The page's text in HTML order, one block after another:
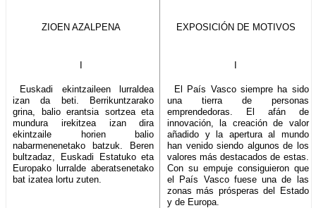
ZIOEN AZALPENA EXPOSICIÓN DE MOTIVOS
Euskadi ekintzaileen lurraldea
izan da beti. Berrikuntzarako
grina, balio erantsia sortzea eta
mundura irekitzea izan dira
ekintzaile horien balio
nabarmenenetako batzuk. Beren
bultzadaz, Euskadi Estatuko eta
Europako lurralde aberatsenetako
bat izatea lortu zuten.
El País Vasco siempre ha sido
una tierra de personas
emprendedoras. El afán de
innovación, la creación de valor
añadido y la apertura al mundo
han venido siendo algunos de los
valores más destacados de estas.
Con su empuje consiguieron que
el País Vasco fuese una de las
zonas más prósperas del Estado
y de Europa.